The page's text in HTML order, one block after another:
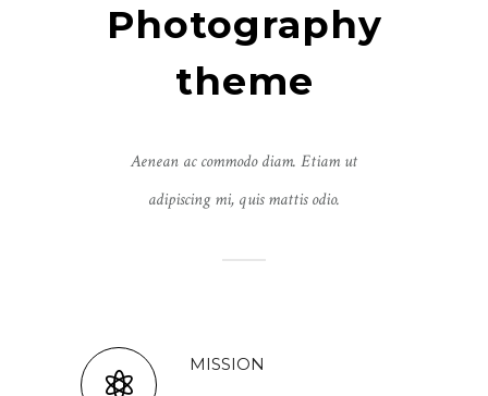
Photography
theme
Aenean ac commodo diam. Etiam ut
adipiscing mi, quis mattis odio.
MISSION